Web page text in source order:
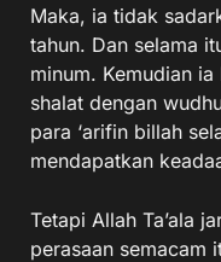
Maka, ia tidak
tahun. Dan selama
minum. Kemudian
shalat dengan
para ‘arifin billah
mendapatkan
Tetapi Allah Ta’ala
perasaan semacam